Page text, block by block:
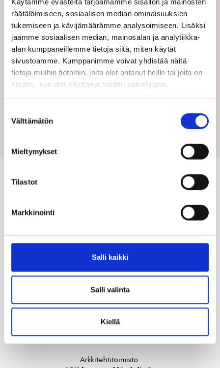
räätälöimiseen, sosiaalisen median ominaisuuksien
tukemiseen ja kävijämäärämme analysoimiseen. Lisäksi
jaamme sosiaalisen median, mainosalan ja analytiikka-
alan kumppaneillemme tietoja siitä, miten käytät
sivustoamme. Kumppanimme voivat yhdistää näitä
tietoja muihin tietoihin, joita olet antanut heille tai joita on
kerätty, kun olet käyttänyt heidän palvelujaan.
valinta
Välttämätön
Mieltymykset
Tilastot
Markkinointi
Salli kaikki
Salli valinta
Kiellä
3.22 Soveltuvuus ympäristöön
2013
Asunto-osakeyhtiö / Hitas
Arkkitehtitoimisto